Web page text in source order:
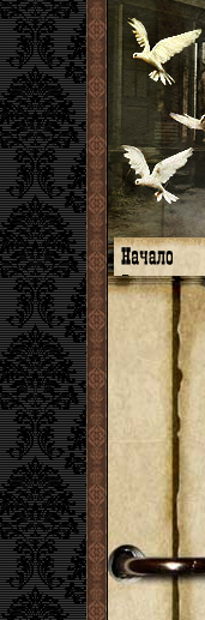
Главная
Программа
Форум
Facebook
Гостевая